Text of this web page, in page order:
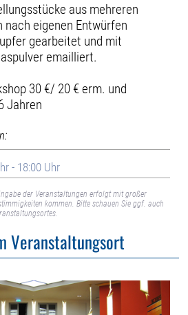
aus mehreren
eigenen Entwürfen
gearbeitet und mit
emailliert.
30 €/ 20 € erm. und
Jahren
- 18:00 Uhr
der Veranstaltungen erfolgt mit großer
kommen. Bitte schauen Sie ggf. auch
Veranstaltungsort